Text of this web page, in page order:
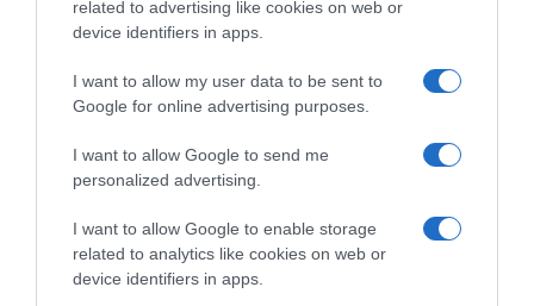
related to advertising like cookies on web or
device identifiers in apps.
I want to allow my user data to be sent to
Google for online advertising purposes.
I want to allow Google to send me
personalized advertising.
I want to allow Google to enable storage
related to analytics like cookies on web or
device identifiers in apps.
Viszont jól éreztétek és gondoltátok, hogy valami nem
oké, és eddig húztuk a dolgokat, hátha visszajön az a
szikra ami kell, hogy együtt lehessünk úgy, ahogy 7 évig!
Még mielőtt valaki rosszra gondolna, nincs harmadik
Soha nem gondoltam volna hogy ez a 7-es szám tényleg
7 éve vagyunk együtt jóban-rosszban, rengeteg mindent
megéltünk együtt!